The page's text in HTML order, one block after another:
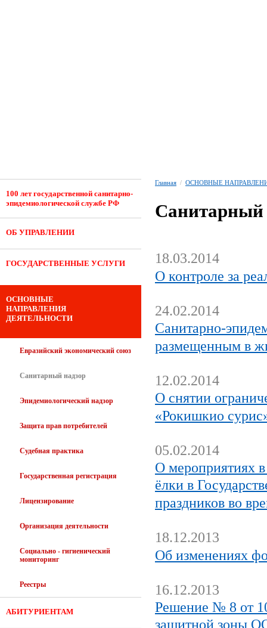
100 лет государственной санитарно-
эпидемиологической службе РФ
ОБ УПРАВЛЕНИИ
ГОСУДАРСТВЕННЫЕ УСЛУГИ
ОСНОВНЫЕ
НАПРАВЛЕНИЯ
ДЕЯТЕЛЬНОСТИ
Евразийский экономический союз
Санитарный надзор
Эпидемиологический надзор
Защита прав потребителей
Судебная практика
Государственная регистрация
Лицензирование
Организация деятельности
Социально - гигиенический
мониторинг
Реестры
АБИТУРИЕНТАМ
Главная / ОСНОВНЫЕ
Санитарный
18.03.2014
О контроле за
24.02.2014
Санитарно-
размещенным в
12.02.2014
О снятии
«Рокишкио
05.02.2014
О мероприятиях
ёлки в
праздников во
18.12.2013
Об изменениях
16.12.2013
Решение № 8 от
защитной зоны